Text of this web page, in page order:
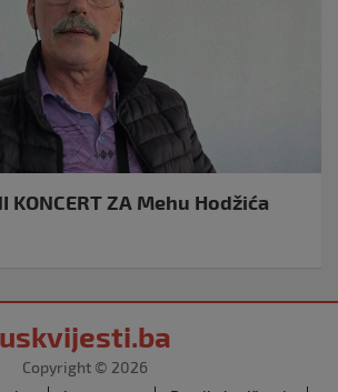
KONCERT ZA Mehu Hodžića
uskvijesti.ba
Copyright © 2026